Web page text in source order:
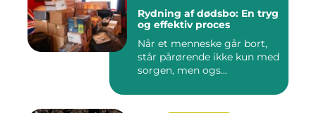
Rydning af dødsbo: En tryg
og effektiv proces
Når et menneske går bort,
står pårørende ikke kun med
sorgen, men ogs...